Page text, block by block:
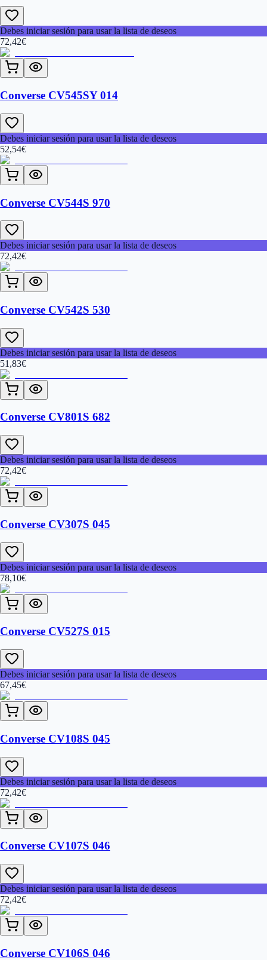
Debes iniciar sesión para usar la lista de deseos
72,42€
Converse CV545SY 014
Debes iniciar sesión para usar la lista de deseos
52,54€
Converse CV544S 970
Debes iniciar sesión para usar la lista de deseos
72,42€
Converse CV542S 530
Debes iniciar sesión para usar la lista de deseos
51,83€
Converse CV801S 682
Debes iniciar sesión para usar la lista de deseos
72,42€
Converse CV307S 045
Debes iniciar sesión para usar la lista de deseos
78,10€
Converse CV527S 015
Debes iniciar sesión para usar la lista de deseos
67,45€
Converse CV108S 045
Debes iniciar sesión para usar la lista de deseos
72,42€
Converse CV107S 046
Debes iniciar sesión para usar la lista de deseos
72,42€
Converse CV106S 046